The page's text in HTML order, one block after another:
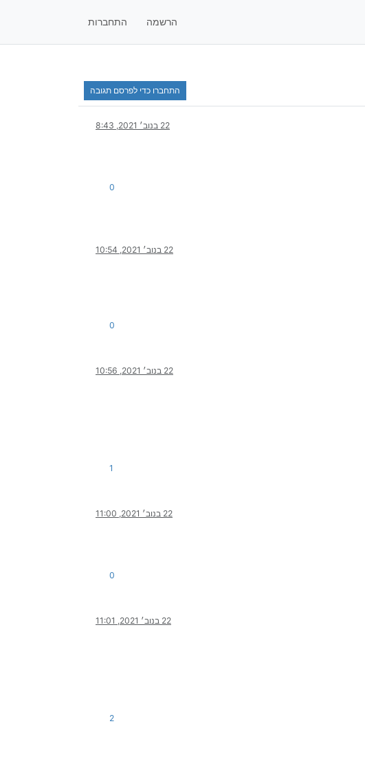
הרשמה התחברות
התחברו כדי לפרסם תגובה
22 בנוב׳ 2021, 8:43
0
22 בנוב׳ 2021, 10:54
0
22 בנוב׳ 2021, 10:56
1
22 בנוב׳ 2021, 11:00
0
22 בנוב׳ 2021, 11:01
2